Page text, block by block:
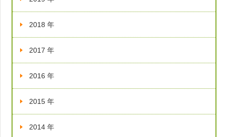
2018 年
2017 年
2016 年
2015 年
2014 年